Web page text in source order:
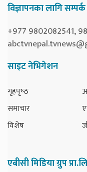
विज्ञापनका लागि सम्पर्क
+977 9802082541,
साइट नेभिगेशन
गृहपृष्‍ठ
समाचार
विशेष
एबीसी मिडिया ग्रुप